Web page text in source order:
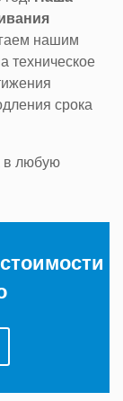
нашим
техническое
срока
в любую